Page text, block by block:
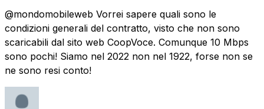
@mondomobileweb Vorrei sapere quali sono le
condizioni generali del contratto, visto che non sono
scaricabili dal sito web CoopVoce. Comunque 10 Mbps
sono pochi! Siamo nel 2022 non nel 1922, forse non se
ne sono resi conto!